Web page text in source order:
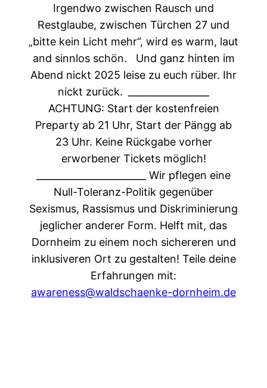
Irgendwo zwischen Rausch und
Restglaube, zwischen Türchen 27 und
„bitte kein Licht mehr“, wird es warm, laut
and sinnlos schön.
Und ganz hinten im
Abend nickt 2025 leise zu euch rüber. Ihr
nickt zurück.
ACHTUNG: Start der kostenfreien
Preparty ab 21 Uhr, Start der Pängg ab
23 Uhr. Keine Rückgabe vorher
erworbener Tickets möglich!
Wir pflegen eine
Null-Toleranz-Politik gegenüber
Sexismus, Rassismus und Diskriminierung
jeglicher anderer Form. Helft mit, das
Dornheim zu einem noch sichereren und
inklusiveren Ort zu gestalten! Teile deine
Erfahrungen mit:
awareness@waldschaenke-dornheim.de